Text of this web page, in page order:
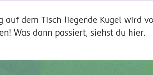
auf dem Tisch liegende Kugel wird
Was dann passiert, siehst du hier.